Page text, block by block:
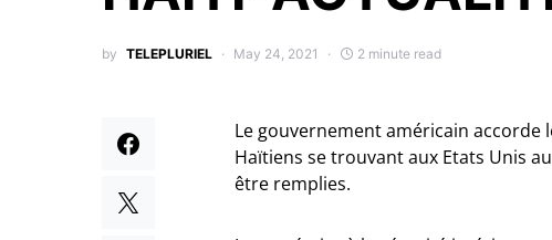
by TELEPLURIEL May 24, 2021 2 minute read
Le gouvernement américain accorde
Haïtiens se trouvant aux Etats Unis
être remplies.